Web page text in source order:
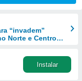
“invadem”
Norte e Centro
Instalar